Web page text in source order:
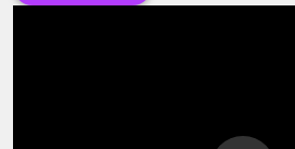
ThePornDude